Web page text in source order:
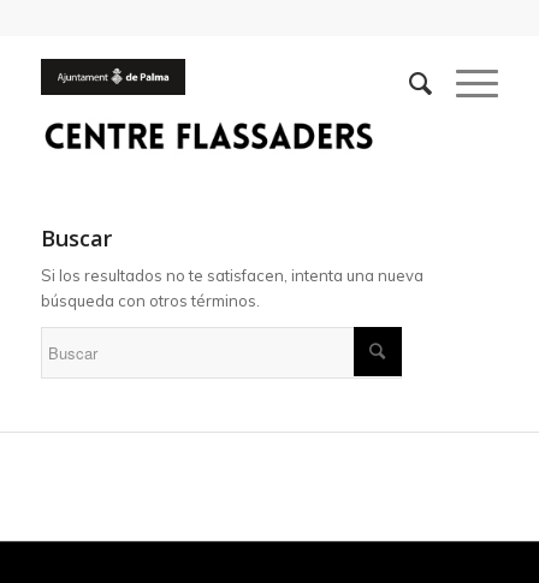
Buscar
Si los resultados no te satisfacen, intenta una nueva
búsqueda con otros términos.